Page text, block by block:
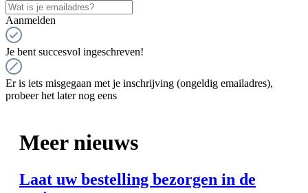
Aanmelden
Je bent succesvol ingeschreven!
Er is iets misgegaan met je inschrijving (ongeldig emailadres),
probeer het later nog eens
Meer nieuws
Laat uw bestelling bezorgen in de